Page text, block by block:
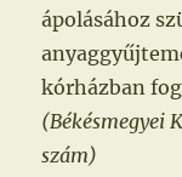
ápolásához
kórházban
(Békésmegyei
szám)